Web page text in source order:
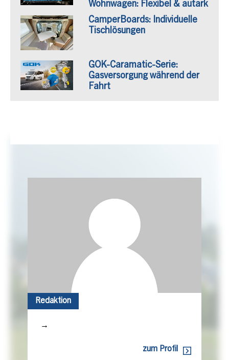
Wohnwagen: Flexibel & autark
CamperBoards: Individuelle
Tischlösungen
GOK-Caramatic-Serie:
Gasversorgung während der
Fahrt
Redaktion
→
zum Profil